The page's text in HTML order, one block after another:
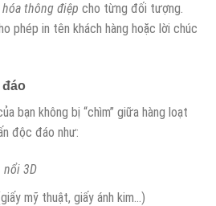
thông điệp cho từng đối tượng.
phép in tên khách hàng hoặc lời chúc
đáo
bạn không bị “chìm” giữa hàng loạt
độc đáo như:
nổi 3D
mỹ thuật, giấy ánh kim…)